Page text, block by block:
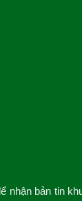
nhận bản tin